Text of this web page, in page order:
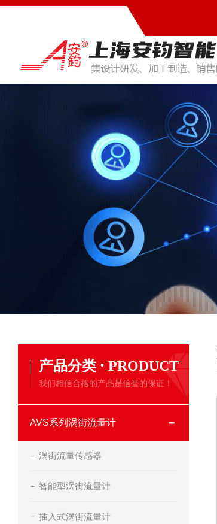
产品分类 · PRODUCT
我们相信合格的产品是信誉的保证！
AVS系列涡街流量计
涡街流量传感器
智能型涡街流量计
插入式涡街流量计